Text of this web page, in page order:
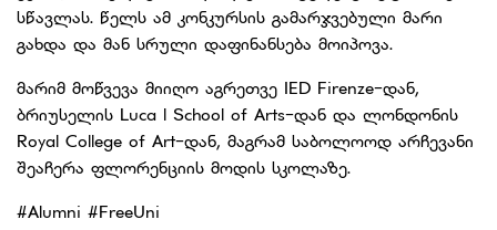
სწავლას. წელს ამ კონკურსის გამარჯვებული მარი
გახდა და მან სრული დაფინანსება მოიპოვა.
მარიმ მოწვევა მიიღო აგრეთვე IED Firenze-დან,
ბრიუსელის Luca l School of Arts-დან და ლონდონის
Royal College of Art-დან, მაგრამ საბოლოოდ არჩევანი
შეაჩერა ფლორენციის მოდის სკოლაზე.
#Alumni #FreeUni